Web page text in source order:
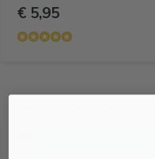
€ 5,95